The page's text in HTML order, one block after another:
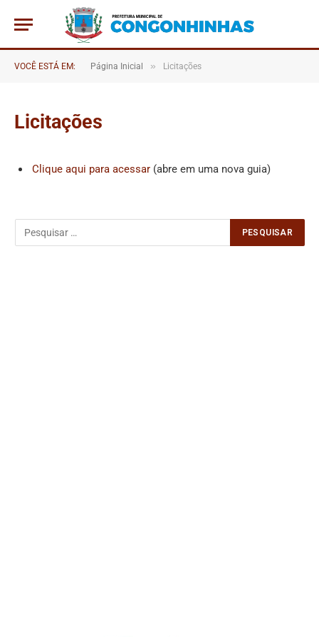
VOCÊ ESTÁ EM: Página Inicial » Licitações
Licitações
Clique aqui para acessar (abre em uma nova guia)